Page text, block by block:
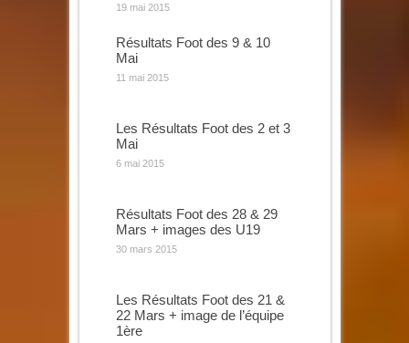
19 mai 2015
Résultats Foot des 9 & 10
Mai
11 mai 2015
Les Résultats Foot des 2 et 3
Mai
6 mai 2015
Résultats Foot des 28 & 29
Mars + images des U19
30 mars 2015
Les Résultats Foot des 21 &
22 Mars + image de l’équipe
1ère